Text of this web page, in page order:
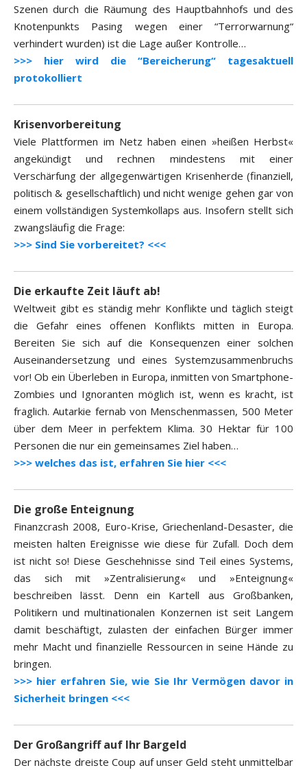
Szenen durch die Räumung des Hauptbahnhofs und des
Knotenpunkts Pasing wegen einer “Terrorwarnung“
verhindert wurden) ist die Lage außer Kontrolle…
>>> hier wird die “Bereicherung“ tagesaktuell
protokolliert
Krisenvorbereitung
Viele Plattformen im Netz haben einen »heißen Herbst«
angekündigt und rechnen mindestens mit einer
Verschärfung der allgegenwärtigen Krisenherde (finanziell,
politisch & gesellschaftlich) und nicht wenige gehen gar von
einem vollständigen Systemkollaps aus. Insofern stellt sich
zwangsläufig die Frage:
>>> Sind Sie vorbereitet? <<<
Die erkaufte Zeit läuft ab!
Weltweit gibt es ständig mehr Konflikte und täglich steigt
die Gefahr eines offenen Konflikts mitten in Europa.
Bereiten Sie sich auf die Konsequenzen einer solchen
Auseinandersetzung und eines Systemzusammenbruchs
vor! Ob ein Überleben in Europa, inmitten von Smartphone-
Zombies und Ignoranten möglich ist, wenn es kracht, ist
fraglich. Autarkie fernab von Menschenmassen, 500 Meter
über dem Meer in perfektem Klima. 30 Hektar für 100
Personen die nur ein gemeinsames Ziel haben…
>>> welches das ist, erfahren Sie hier <<<
Die große Enteignung
Finanzcrash 2008, Euro-Krise, Griechenland-Desaster, die
meisten halten Ereignisse wie diese für Zufall. Doch dem
ist nicht so! Diese Geschehnisse sind Teil eines Systems,
das sich mit »Zentralisierung« und »Enteignung«
beschreiben lässt. Denn ein Kartell aus Großbanken,
Politikern und multinationalen Konzernen ist seit Langem
damit beschäftigt, zulasten der einfachen Bürger immer
mehr Macht und finanzielle Ressourcen in seine Hände zu
bringen.
>>> hier erfahren Sie, wie Sie Ihr Vermögen davor in
Sicherheit bringen <<<
Der Großangriff auf Ihr Bargeld
Der nächste dreiste Coup auf unser Geld steht unmittelbar